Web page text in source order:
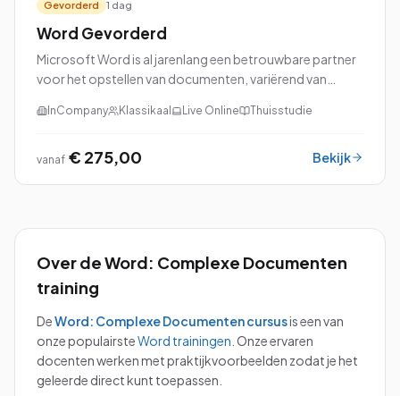
Gevorderd 1 dag
Word Gevorderd
Microsoft Word is al jarenlang een betrouwbare partner
voor het opstellen van documenten, variërend van
professionele cv's. Als je de basisvaardighed...
InCompany Klassikaal Live Online Thuisstudie
vanaf € 275,00 Bekijk
Over deWord: Complexe Documenten
training
DeWord: Complexe Documentencursusis een van
onze populairsteWord trainingen Onze ervaren
docenten werken met praktijkvoorbeelden zodat je het
geleerde direct kunt toepassen.